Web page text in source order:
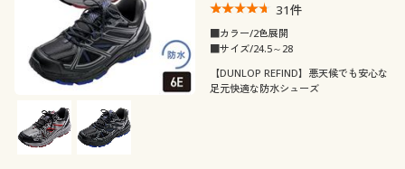
31件
■カラー/2色展開
■サイズ/24.5～28
【DUNLOP REFIND】悪天候でも安心な
足元快適な防水シューズ